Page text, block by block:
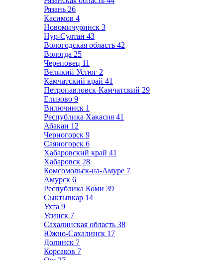
Рязань 26
Касимов 4
Новомичуринск 3
Нур-Султан 43
Вологодская область 42
Вологда 25
Череповец 11
Великий Устюг 2
Камчатский край 41
Петропавловск-Камчатский 29
Елизово 9
Вилючинск 1
Республика Хакасия 41
Абакан 12
Черногорск 9
Саяногорск 6
Хабаровский край 41
Хабаровск 28
Комсомольск-на-Амуре 7
Амурск 6
Республика Коми 39
Сыктывкар 14
Ухта 9
Усинск 7
Сахалинская область 38
Южно-Сахалинск 17
Долинск 7
Корсаков 7